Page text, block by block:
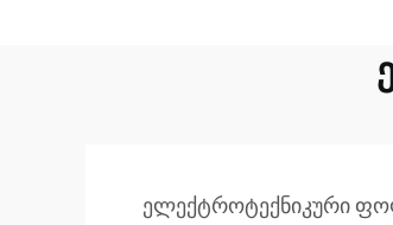
ელექტროტექნიკური